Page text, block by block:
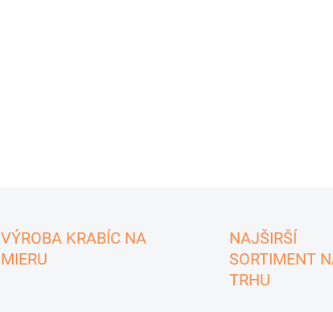
VÝROBA KRABÍC NA
MIERU
NAJŠIRŠÍ
SORTIMENT
TRHU